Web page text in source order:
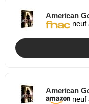
American
neuf
American
neuf